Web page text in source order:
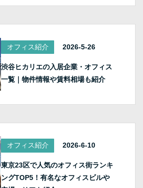
オフィス紹介 2026-5-26
渋谷ヒカリエの入居企業・オフィス
一覧｜物件情報や賃料相場も紹介
オフィス紹介 2026-6-10
東京23区で人気のオフィス街ランキ
ングTOP5！有名なオフィスビルや